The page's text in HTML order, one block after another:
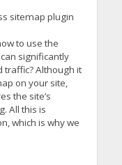
sitemap plugin
to use the
significantly
traffic? Although it
on your site,
the site’s
All this is
which is why we